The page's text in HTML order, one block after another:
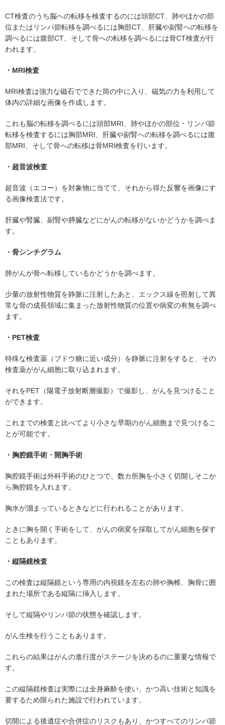
CT検査のうち脳への転移を検査するのには頭部CT、肺やほかの部
位またはリンパ節転移を調べるには胸部CT、肝臓や副腎への転移を
調べるには腹部CT、そして骨への転移を調べるには骨CT検査が行
われます。
・MRI検査
MRI検査は強力な磁石でできた筒の中に入り、磁気の力を利用して
体内の詳細な画像を作成します。
これも脳の転移を調べるには頭部MRI、肺やほかの部位・リンパ節
転移を検査するには胸部MRI、肝臓や副腎への転移を調べるには腹
部MRI、そして骨への転移は骨MRI検査を行います。
・超音波検査
超音波（エコー）を対象物に当てて、それから得た反響を画像にす
る画像検査法です。
肝臓や腎臓、副腎や膵臓などにがんの転移がないかどうかを調べま
す。
・骨シンチグラム
肺がんが骨へ転移しているかどうかを調べます。
少量の放射性物質を静脈に注射したあと、エックス線を照射して異
常な骨の成長領域に集まった放射性物質の位置や病変の有無を調べ
ます。
・PET検査
特殊な検査薬（ブドウ糖に近い成分）を静脈に注射をすると、その
検査薬ががん細胞に取り込まれます。
それをPET（陽電子放射断層撮影）で撮影し、がんを見つけること
ができます。
これまでの検査と比べてより小さな早期のがん細胞まで見つけるこ
とが可能です。
・胸腔鏡手術・開胸手術
胸腔鏡手術は外科手術のひとつで、数カ所胸を小さく切開しそこか
ら胸腔鏡を入れます。
胸水が溜まっているときなどに行われることがあります。
ときに胸を開く手術をして、がんの病変を採取してがん細胞を探す
こともあります。
・縦隔鏡検査
この検査は縦隔鏡という専用の内視鏡を左右の肺や胸椎、胸骨に囲
まれた場所である縦隔に挿入します。
そして縦隔やリンパ節の状態を確認します。
がん生検を行うこともあります。
これらの結果はがんの進行度がステージを決めるのに重要な情報で
す。
この縦隔鏡検査は実際には全身麻酔を使い、かつ高い技術と知識を
要するため限られた施設で行われています。
切開による後遺症や合併症のリスクもあり、かつすべてのリンパ節